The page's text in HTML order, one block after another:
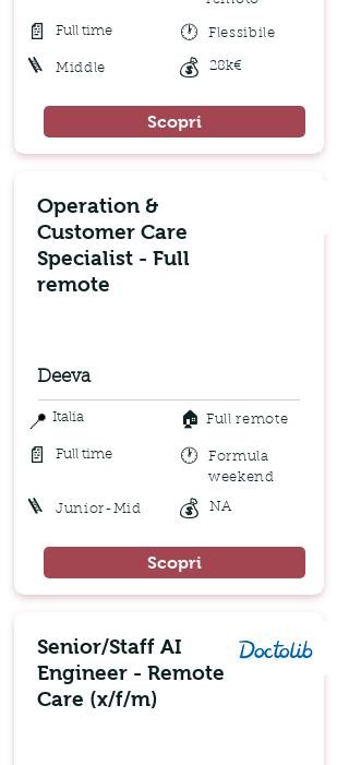
📄 Full time 🕐 Flessibile
🪜 💰
Middle 28k€
Scopri
Operation &
Customer Care
Specialist - Full
remote
Deeva
📍 Italia 🏠
📄
Full remote
Full time 🕐
Formula
weekend
🪜 💰
Junior-Mid NA
Scopri
Senior/Staff AI
Engineer - Remote
Care (x/f/m)